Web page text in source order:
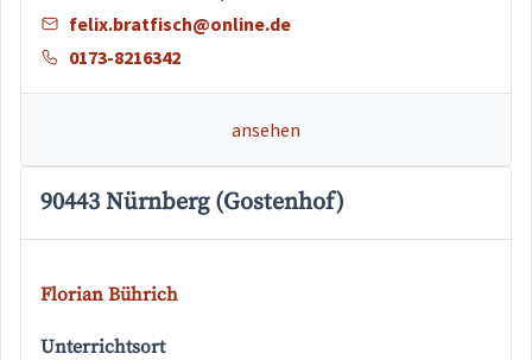
felix.bratfisch@online.de
0173-8216342
ansehen
90443 Nürnberg (Gostenhof)
Florian Bührich
Unterrichtsort